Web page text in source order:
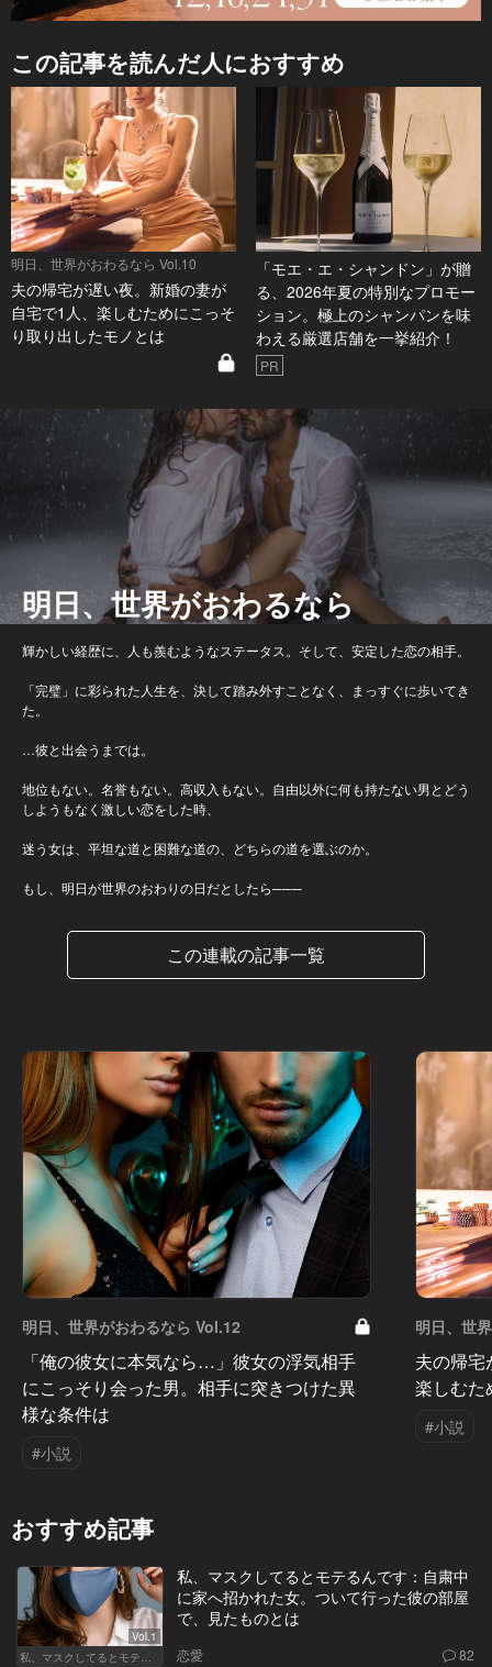
この記事を読んだ人におすすめ
明日、世界がおわるなら Vol.10
夫の帰宅が遅い夜。新婚の妻が
自宅で1人、楽しむためにこっそ
り取り出したモノとは
「モエ・エ・シャンドン」が贈
る、2026年夏の特別なプロモー
ション。極上のシャンパンを味
わえる厳選店舗を一挙紹介！
PR
明日、世界がおわるなら
輝かしい経歴に、人も羨むようなステータス。そして、安定した恋の相手。
「完璧」に彩られた人生を、決して踏み外すことなく、まっすぐに歩いてき
た。
…彼と出会うまでは。
地位もない。名誉もない。高収入もない。自由以外に何も持たない男とどう
しようもなく激しい恋をした時、
迷う女は、平坦な道と困難な道の、どちらの道を選ぶのか。
もし、明日が世界のおわりの日だとしたら───
この連載の記事一覧
明日、世界がおわるなら Vol.12
「俺の彼女に本気なら…」彼女の浮気相手
にこっそり会った男。相手に突きつけた異
様な条件は
#小説
明日、世
夫の帰
楽しむた
#小説
おすすめ記事
Vol.1
私、マスクしてるとモテるんです
私、マスクしてるとモテるんです：自粛中
に家へ招かれた女。ついて行った彼の部屋
で、見たものとは
恋愛 82